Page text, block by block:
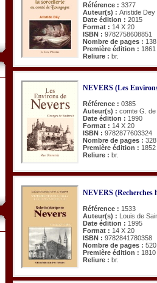
Référence : 3377
Auteur(s) : Aristide Dey
Date édition : 2015
Format : 14 X 20
ISBN : 9782758608851
Nombre de pages : 138
Première édition : 1861
Reliure : br.
NEVERS (Les
Référence : 0385
Auteur(s) : comte G. de
Date édition : 1990
Format : 14 X 20
ISBN : 9782877603324
Nombre de pages : 328
Première édition : 1852
Reliure : br.
NEVERS (Recherches
Référence : 1533
Auteur(s) : Louis de
Date édition : 1995
Format : 14 X 20
ISBN : 9782841780358
Nombre de pages : 520
Première édition : 1810
Reliure : br.